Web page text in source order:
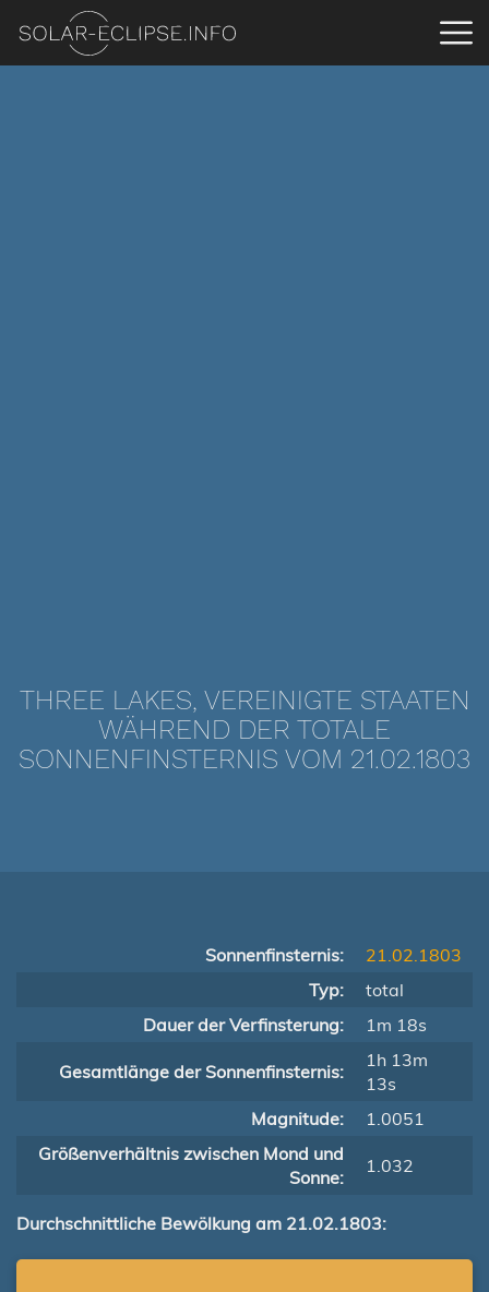
THREE LAKES, VEREINIGTE STAATEN
WÄHREND DER TOTALE
SONNENFINSTERNIS VOM 21.02.1803
Sonnenfinsternis:
21.02.1803
Typ:
total
Dauer der Verfinsterung:
1m 18s
Gesamtlänge der Sonnenfinsternis:
1h 13m
13s
Magnitude:
1.0051
Größenverhältnis zwischen Mond und
Sonne:
1.032
Durchschnittliche Bewölkung am 21.02.1803: